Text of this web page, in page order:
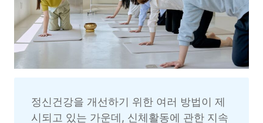
정신건강을 개선하기 위한 여러 방법이 제
시되고 있는 가운데, 신체활동에 관한 지속